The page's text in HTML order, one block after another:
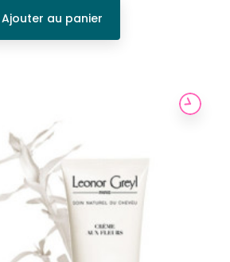
Ajouter au panier